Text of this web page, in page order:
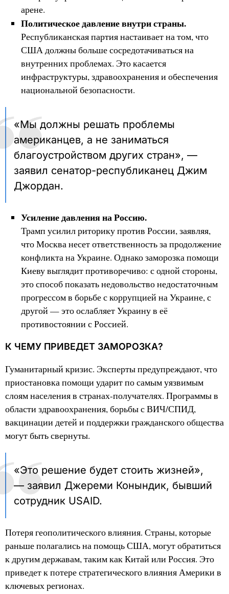
арене.
Политическое давление внутри страны.
Республиканская партия настаивает на том, что
США должны больше сосредотачиваться на
внутренних проблемах. Это касается
инфраструктуры, здравоохранения и обеспечения
национальной безопасности.
«Мы должны решать проблемы
американцев, а не заниматься
благоустройством других стран», —
заявил сенатор-республиканец Джим
Джордан.
Усиление давления на Россию.
Трамп усилил риторику против России, заявляя,
что Москва несет ответственность за продолжение
конфликта на Украине. Однако заморозка помощи
Киеву выглядит противоречиво: с одной стороны,
это способ показать недовольство недостаточным
прогрессом в борьбе с коррупцией на Украине, с
другой — это ослабляет Украину в её
противостоянии с Россией.
К ЧЕМУ ПРИВЕДЕТ ЗАМОРОЗКА?
Гуманитарный кризис. Эксперты предупреждают, что
приостановка помощи ударит по самым уязвимым
слоям населения в странах-получателях. Программы в
области здравоохранения, борьбы с ВИЧ/СПИД,
вакцинации детей и поддержки гражданского общества
могут быть свернуты.
«Это решение будет стоить жизней»,
— заявил Джереми Конындик, бывший
сотрудник USAID.
Потеря геополитического влияния. Страны, которые
раньше полагались на помощь США, могут обратиться
к другим державам, таким как Китай или Россия. Это
приведет к потере стратегического влияния Америки в
ключевых регионах.